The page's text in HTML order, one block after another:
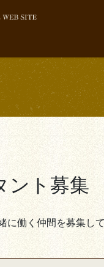
ント募集
に働く仲間を募集し